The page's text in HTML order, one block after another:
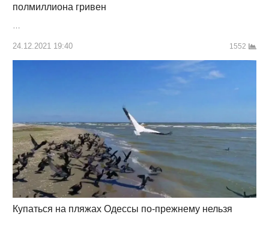
полмиллиона гривен
…
24.12.2021 19:40 1552
Купаться на пляжах Одессы по-прежнему нельзя